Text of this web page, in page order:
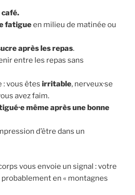
café.
fatigueen milieu de matinée ou
après les repas.
entre les repas sans
: vous êtes irritable, nerveux·se
avez faim.
même après une bonne
d’être dans un
vous envoie un signal : votre
en « montagnes